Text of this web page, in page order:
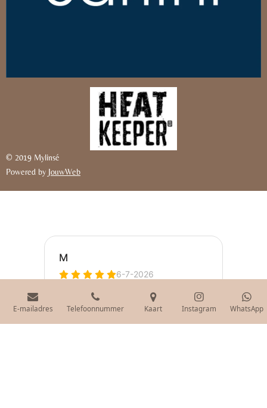
© 2019 Mylinsé
Powered by JouwWeb
E-mailadres Telefoonnummer Kaart Instagram WhatsApp